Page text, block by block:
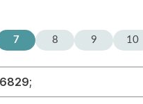
7 8 9 10
6829;